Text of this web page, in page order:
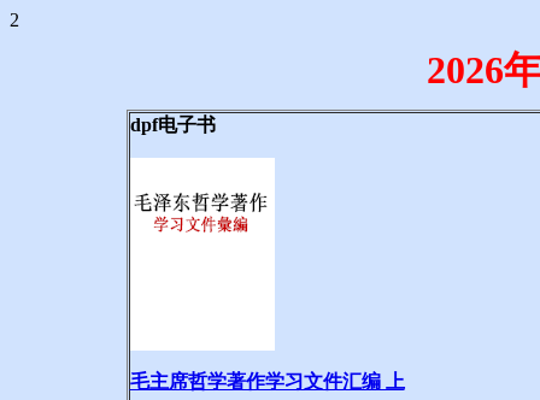
2
2026
dpf电子书
毛主席哲学著作学习文件汇编 上